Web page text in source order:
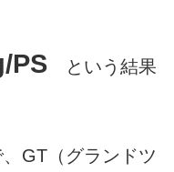
PS という結果
GT（グランドツ